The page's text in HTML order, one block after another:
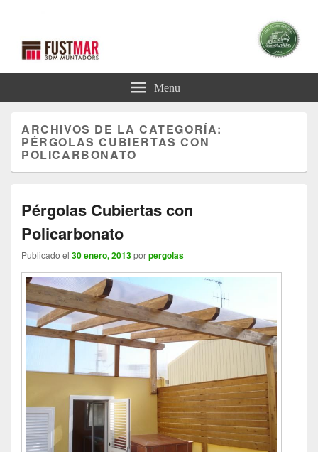
Blog Pérgolas Menu
ARCHIVOS DE LA CATEGORÍA:
PÉRGOLAS CUBIERTAS CON
POLICARBONATO
Pérgolas Cubiertas con
Policarbonato
Publicado el 30 enero, 2013porpergolas